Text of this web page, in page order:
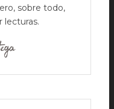
sobre todo,
lecturas.